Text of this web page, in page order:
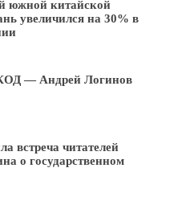
южной китайской
увеличился на 30% в
— Андрей Логинов
встреча читателей
о государственном